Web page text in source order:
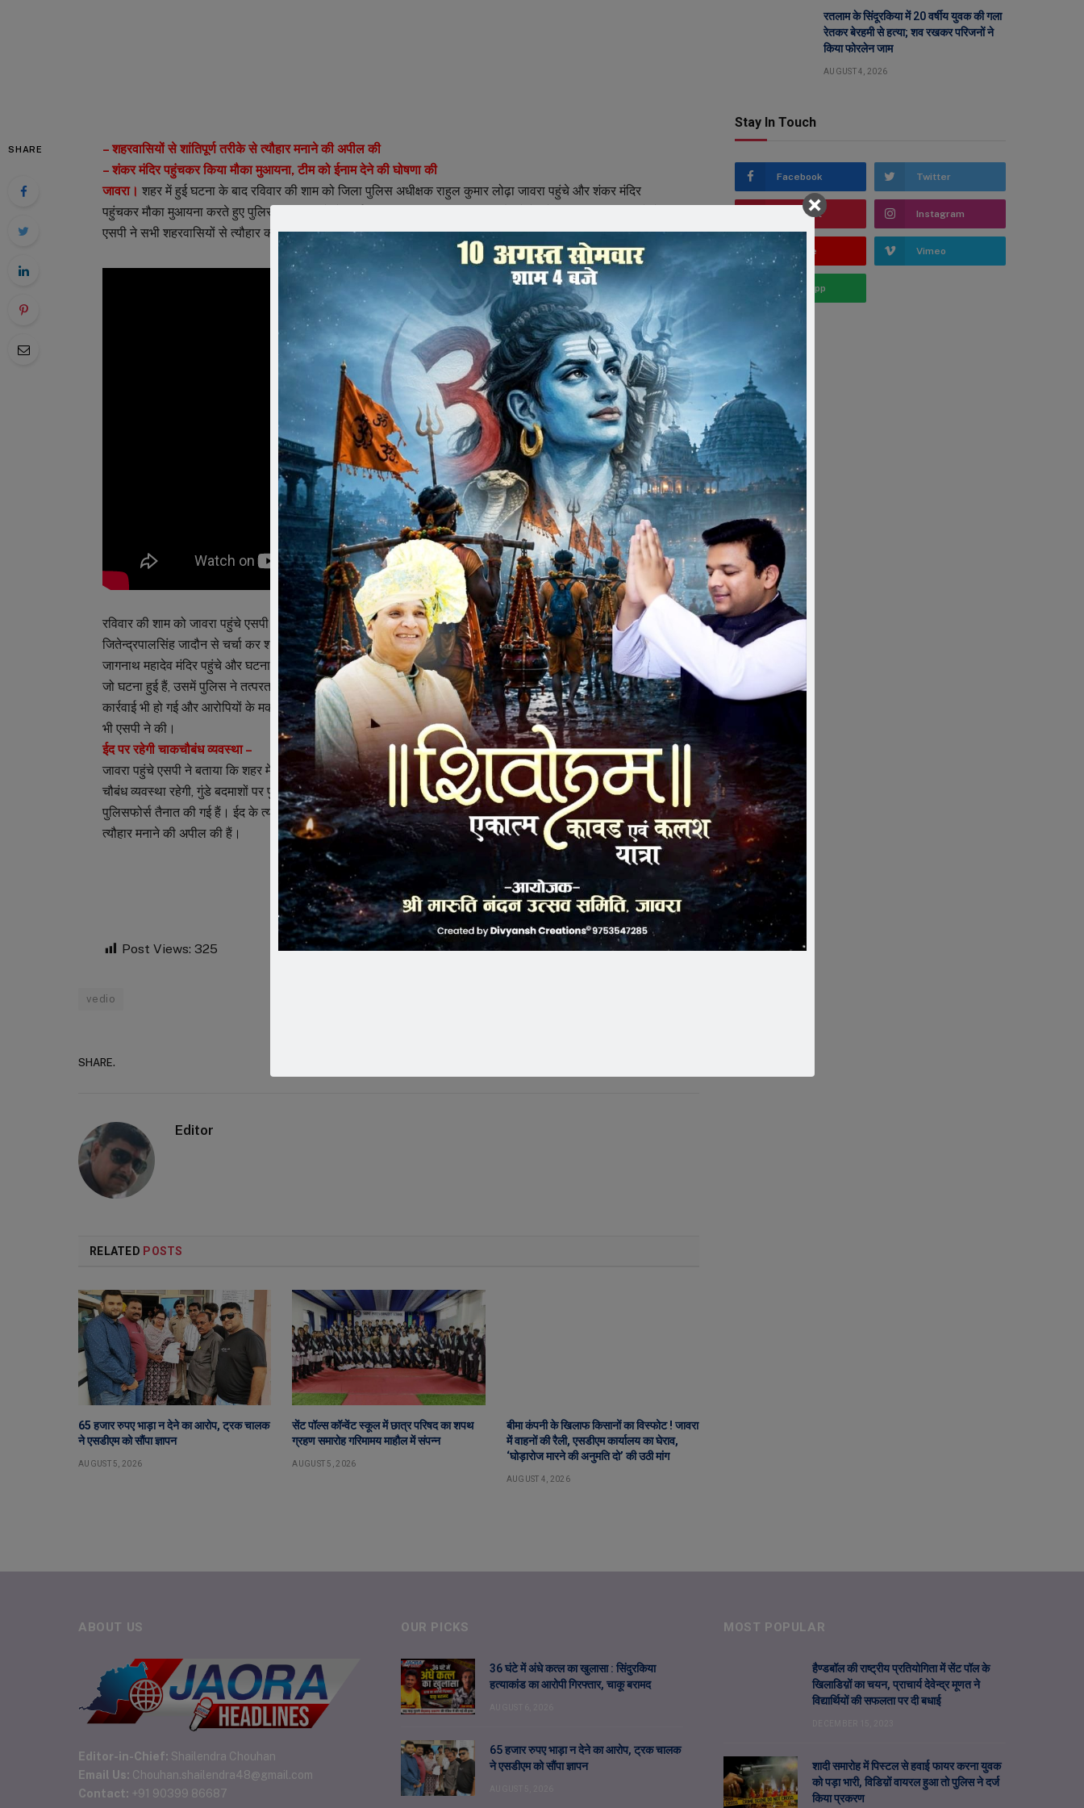
SHARE
– शहरवासियों से शांतिपूर्ण तरीके से त्यौहार मनाने की अपील की
– शंकर मंदिर पहुंचकर किया मौका मुआयना, टीम को ईनाम देने की घोषणा की
जावरा। शहर में हुई घटना के बाद रविवार की शाम को जिला पुलिस अधीक्षक राहुल कुमार लोढ़ा जावरा पहुंचे और शंकर मंदिर
पहुंचकर मौका मुआयना करते हुए पुलिस अधिकारियों से चर्चा की। वहीं बकरीद की व्यवस्थाओं को देखने भी एसपी जावरा पहुंचे थे,
एसपी ने सभी शहरवासियों से त्यौहार को शांतिपूर्वक मनाने की अपील की हैं।
रविवार की शाम को जावरा पहुंचे एसपी ने पहले शहर पुलिस थाने पर पहुंचकर सीएसपी दुर्गेश आर्मो तथा शहर थाना प्रभारी
जितेन्द्रपालसिंह जादौन से चर्चा कर शहर में हुई घटना को लेकर जानकारी ली, जानकारी लेकन एसपी पुल बाजार स्थित श्री
जागनाथ महादेव मंदिर पहुंचे और घटना स्थल देखा। मौका मुआयना कर मीडिया से चर्चा करते हुए एसपी ने बताया कि जावरा शहर में
जो घटना हुई हैं, उसमें पुलिस ने तत्परता से कार्रवाई करते हुए चारों आरोपियों को गिरफ्तार कर लिया गया, सभी पर एनएसए की
कार्रवाई भी हो गई और आरोपियों के मकान भी तोड़ दिए गए हैं। मामले में आरोपियों पकडऩे वाली पुलिस टीम को ईनाम देेन की घोषणा
भी एसपी ने की।
ईद पर रहेगी चाकचौबंध व्यवस्था –
जावरा पहुंचे एसपी ने बताया कि शहर में सोमवार को बकरीद का त्यौहार मनाया जाएगा। ऐसे में त्यौहार पर पुरे शहर में पुलिस की चाक
चौबंध व्यवस्था रहेगी, गुंडे बदमाशों पर पुलिस की खास निगरानी रहेगी। शहर के साथ ईदगाह और अन्य मस्जिदों के समीप
पुलिसफोर्स तैनात की गई हैं। ईद के त्यौहार पर जावरा में विशेष इंतजाम किए गए हैं। एसपी ने सभी समाजजनों से शांतिपूर्ण ढंग से
त्यौहार मनाने की अपील की हैं।
Post Views: 325
vedio
SHARE.
Facebook Twitter Pinterest LinkedIn Tumblr Telegram Email
Editor
RELATED POSTS
65 हजार रुपए भाड़ा न देने का आरोप, ट्रक चालक
ने एसडीएम को सौंपा ज्ञापन
AUGUST 5, 2026
सेंट पॉल्स कॉन्वेंट स्कूल में छात्र परिषद का शपथ
ग्रहण समारोह गरिमामय माहौल में संपन्न
AUGUST 5, 2026
बीमा कंपनी के खिलाफ किसानों का विस्फोट ! जावरा
में वाहनों की रैली, एसडीएम कार्यालय का घेराव,
‘घोड़ारोज मारने की अनुमति दो’ की उठी मांग
AUGUST 4, 2026
रतलाम के सिंदूरकिया में 20 वर्षीय युवक की गला
रेतकर बेरहमी से हत्या; शव रखकर परिजनों ने
किया फोरलेन जाम
AUGUST 4, 2026
Stay In Touch
Facebook Twitter
Pinterest Instagram
YouTube Vimeo
WhatsApp
ABOUT US
Editor-in-Chief: Shailendra Chouhan
Email Us: Chouhan.shailendra48@gmail.com
Contact: +91 90399 86687
OUR PICKS
36 घंटे में अंधे कत्ल का खुलासा : सिंदुरकिया
हत्याकांड का आरोपी गिरफ्तार, चाकू बरामद
65 हजार रुपए भाड़ा न देने का आरोप, ट्रक चालक
ने एसडीएम को सौंपा ज्ञापन
MOST POPULAR
हैण्डबॉल की राष्ट्रीय प्रतियोगिता में सेंट पॉल के
खिलाडिय़ों का चयन, प्राचार्य देवेन्द्र मूणत ने
विद्यार्थियों की सफलता पर दी बधाई
शादी समारोह में पिस्टल से हवाई फायर करना युवक
को पड़ा भारी, विडिय़ों वायरल हुआ तो पुलिस ने दर्ज
किया प्रकरण